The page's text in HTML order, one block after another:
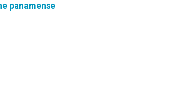
panamense